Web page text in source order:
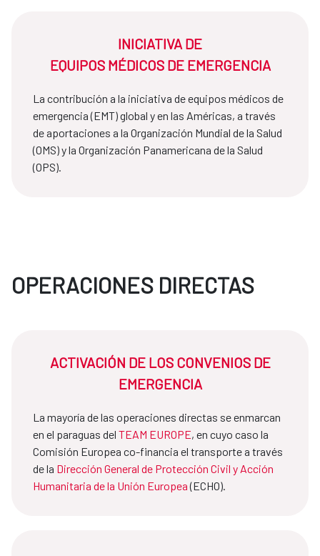
INICIATIVA DE
EQUIPOS MÉDICOS DE EMERGENCIA
La contribución a la iniciativa de equipos médicos de
emergencia (EMT) global y en las Américas, a través
de aportaciones a la Organización Mundial de la Salud
(OMS) y la Organización Panamericana de la Salud
(OPS).
OPERACIONES DIRECTAS
ACTIVACIÓN DE LOS CONVENIOS DE
EMERGENCIA
La mayoría de las operaciones directas se enmarcan
en el paraguas del TEAM EUROPE, en cuyo caso la
Comisión Europea co-financia el transporte a través
de la Dirección General de Protección Civil y Acción
Humanitaria de la Unión Europea(ECHO).